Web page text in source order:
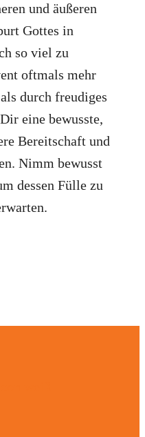
und äußeren
Gottes in
so viel zu
oftmals mehr
durch freudiges
eine bewusste,
Bereitschaft und
Nimm bewusst
dessen Fülle zu